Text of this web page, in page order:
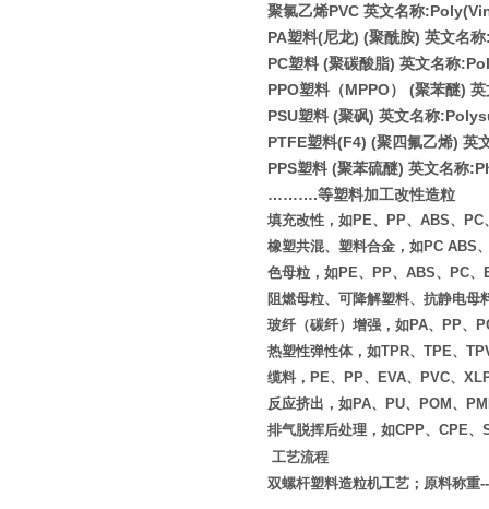
聚氯乙烯PVC 英文名称
PA塑料(尼龙) (聚酰胺) 英文名称
PC塑料 (聚碳酸脂) 英文名称
PPO塑料（MPPO） (聚苯醚) 英
PSU塑料 (聚砜) 英文名称
PTFE塑料(F4) (聚四氟乙烯) 英
PPS塑料 (聚苯硫醚) 英文名称
……….等塑料加工改性造粒
填充改性，如PE、PP、ABS、
橡塑共混、塑料合金，如PC ABS
色母粒，如PE、PP、ABS、PC、
阻燃母粒、可降解塑料、抗静电母
玻纤（碳纤）增强，如PA、PP、
热塑性弹性体，如TPR、TPE、
缆料，PE、PP、EVA、PVC、
反应挤出，如PA、PU、POM、
排气脱挥后处理，如CPP、CPE
工艺流程
双螺杆塑料造粒机工艺；原料称重